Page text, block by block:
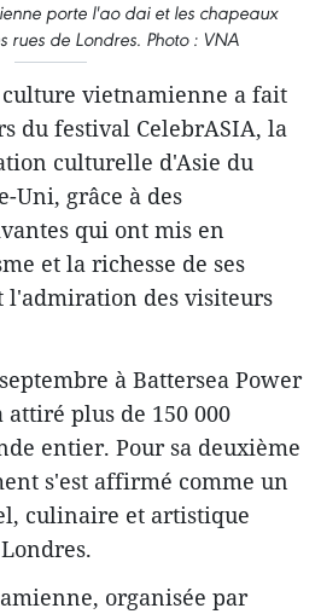
porte l'ao dai et les chapeaux
rues de Londres. Photo : VNA
culture vietnamienne a fait
du festival CelebrASIA, la
culturelle d'Asie du
Uni, grâce à des
qui ont mis en
et la richesse de ses
l'admiration des visiteurs
à Battersea Power
plus de 150 000
entier. Pour sa deuxième
s'est affirmé comme un
culinaire et artistique
organisée par